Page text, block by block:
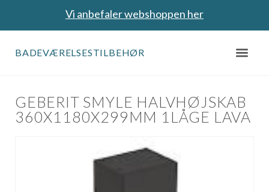
Vi anbefaler webshoppen her
BADEVÆRELSESTILBEHØR
GEBERIT SMYLE HALVHØJSKAB
360X1180X299MM 1LÅGE LAVA